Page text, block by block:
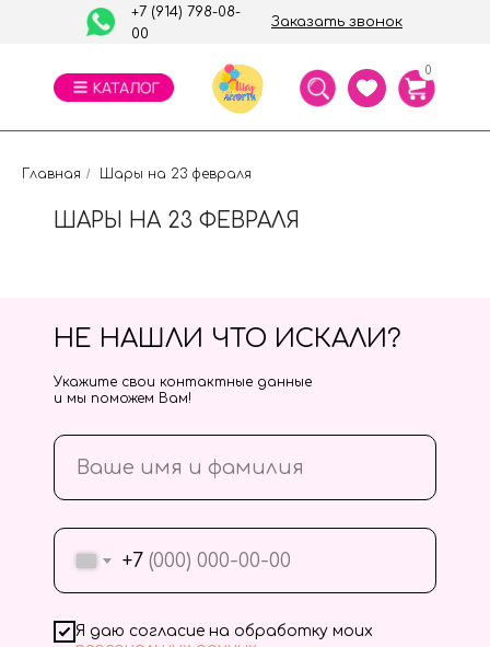
+7 (914) 798-08-
00
Заказать звонок
0
Главная / Шары на 23 февраля
ШАРЫ НА 23 ФЕВРАЛЯ
+7
Я даю согласие на обработку моих
НЕ НАШЛИ ЧТО ИСКАЛИ?
Укажите свои контактные данные
и мы поможем Вам!